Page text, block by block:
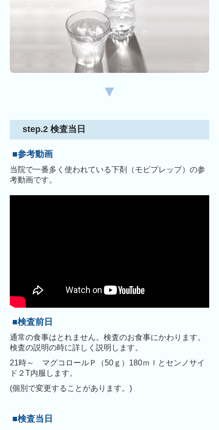
▼
step.2 検査当日
■参考動画
当院で一番多く使われている下剤（モビプレップ） の参
考動画です。
■検査前日
通常の食事はとれません。検査のお食事にかわります。
検査の説明の時に詳しく説明します。
21時～ マグコロールＰ（50ｇ）180ｍｌとセンノサイ
ド２T内服します。
(個別で変更することがあります。)
■検査当日